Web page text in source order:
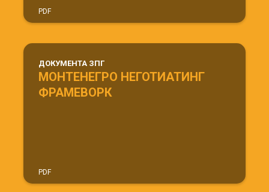
PDF
ДОКУМЕНТА ЗПГ
МОНТЕНЕГРО НЕГОТИАТИНГ
ФРАМЕВОРК
PDF